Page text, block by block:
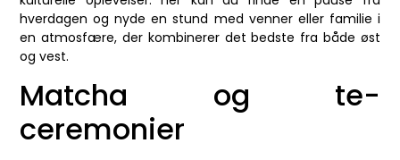
hverdagen og nyde en stund med venner eller familie i
en atmosfære, der kombinerer det bedste fra både øst
og vest.
Matcha og te-
ceremonier